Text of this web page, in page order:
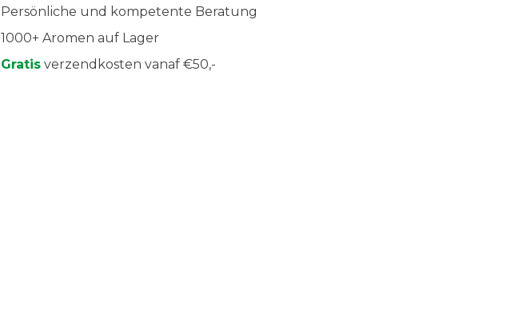
Persönliche und kompetente Beratung
1000+ Aromen auf Lager
Gratis verzendkosten vanaf €50,-